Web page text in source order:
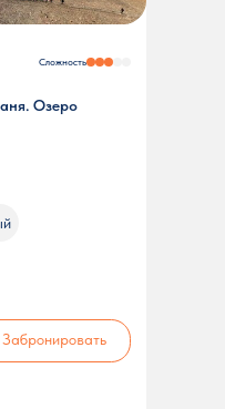
Сложность
Озеро
Забронировать